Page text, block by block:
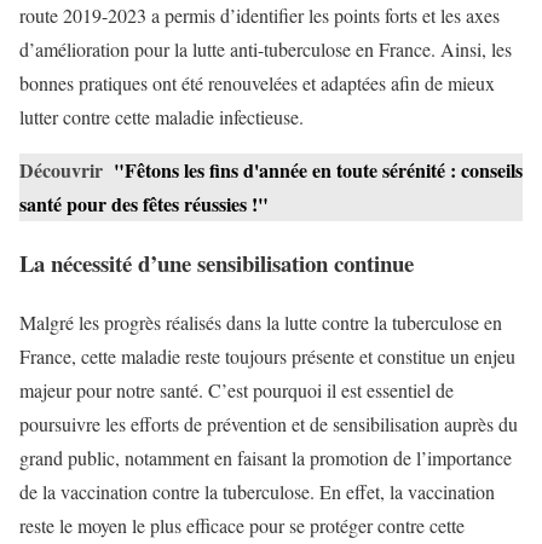
route 2019-2023 a permis d’identifier les points forts et les axes
d’amélioration pour la lutte anti-tuberculose en France. Ainsi, les
bonnes pratiques ont été renouvelées et adaptées afin de mieux
lutter contre cette maladie infectieuse.
Découvrir "Fêtons les fins d'année en toute sérénité : conseils
santé pour des fêtes réussies !"
La nécessité d’une sensibilisation continue
Malgré les progrès réalisés dans la lutte contre la tuberculose en
France, cette maladie reste toujours présente et constitue un enjeu
majeur pour notre santé. C’est pourquoi il est essentiel de
poursuivre les efforts de prévention et de sensibilisation auprès du
grand public, notamment en faisant la promotion de l’importance
de la vaccination contre la tuberculose. En effet, la vaccination
reste le moyen le plus efficace pour se protéger contre cette